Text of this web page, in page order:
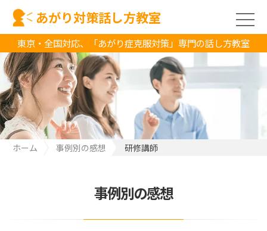
東京・全国対応、「あがり症克服対策」専門の話し方教室
あがり対策話し方教室
ホーム 事例別の感想 研修講師
事例別の感想